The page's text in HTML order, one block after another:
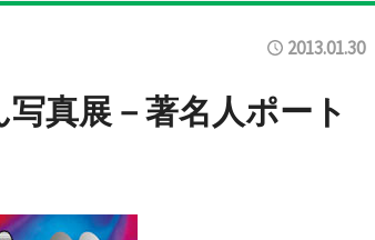
2013.01.30
真展－著名人ポート